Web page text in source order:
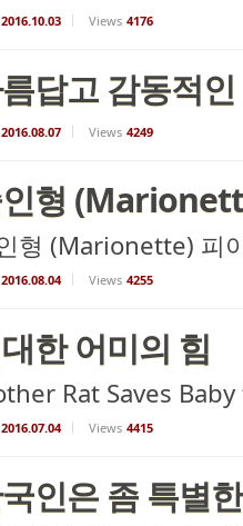
2016.10.03 Views 4176
답고 감동적
2016.08.07 Views 4249
형
형 (Marionette) 피
2016.08.04 Views 4255
한 어미의 힘
Rat Saves
2016.07.04 Views 4415
인은 좀 특별